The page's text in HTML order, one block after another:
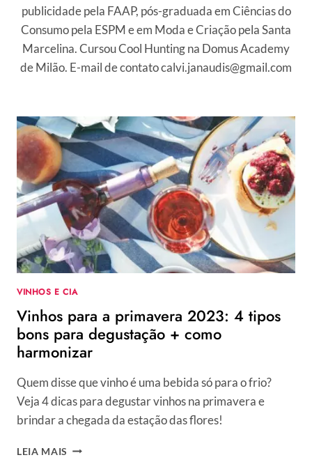
publicidade pela FAAP, pós-graduada em Ciências do
Consumo pela ESPM e em Moda e Criação pela Santa
Marcelina. Cursou Cool Hunting na Domus Academy
de Milão. E-mail de contato calvi.janaudis@gmail.com
VINHOS E CIA
Vinhos para a primavera 2023: 4 tipos
bons para degustação + como
harmonizar
Quem disse que vinho é uma bebida só para o frio?
Veja 4 dicas para degustar vinhos na primavera e
brindar a chegada da estação das flores!
LEIA MAIS VINHOS